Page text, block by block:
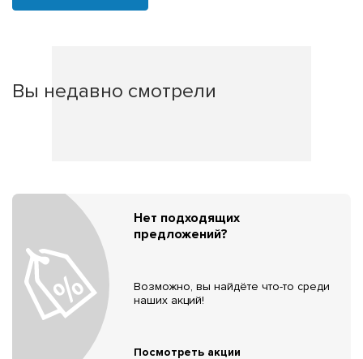
Вы недавно смотрели
Нет подходящих
предложений?
Возможно, вы найдёте что-то среди
наших акций!
Посмотреть акции